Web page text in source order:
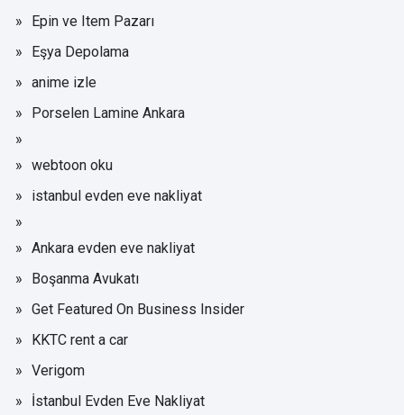
Epin ve Item Pazarı
Eşya Depolama
anime izle
Porselen Lamine Ankara
webtoon oku
istanbul evden eve nakliyat
Ankara evden eve nakliyat
Boşanma Avukatı
Get Featured On Business Insider
KKTC rent a car
Verigom
İstanbul Evden Eve Nakliyat